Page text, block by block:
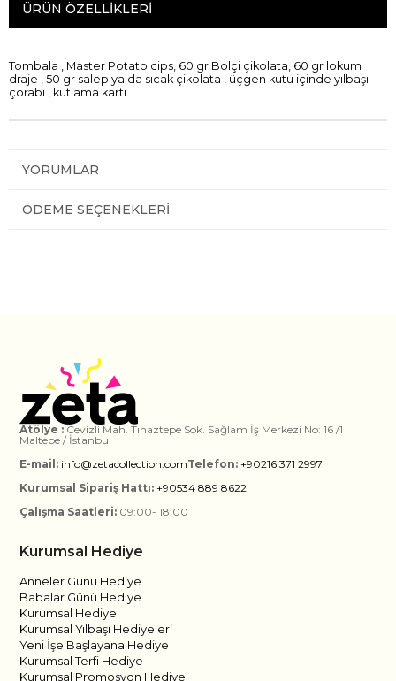
ÜRÜN ÖZELLIKLERI
Tombala , Master Potato cips, 60 gr Bolçi çikolata, 60 gr lokum
draje , 50 gr salep ya da sıcak çikolata , üçgen kutu içinde yılbaşı
çorabı , kutlama kartı
YORUMLAR
ÖDEME SEÇENEKLERI
Atölye :Cevizli Mah. Tınaztepe Sok. Sağlam İş Merkezi No: 16 /1
Maltepe / İstanbul
E-mail: info@zetacollection.comTelefon: +90216 371 2997
Kurumsal Sipariş Hattı: +90534 889 8622
Çalışma Saatleri: 09:00- 18:00
Kurumsal Hediye
Anneler Günü Hediye
Babalar Günü Hediye
Kurumsal Hediye
Kurumsal Yılbaşı Hediyeleri
Yeni İşe Başlayana Hediye
Kurumsal Terfi Hediye
Kurumsal Promosyon Hediye